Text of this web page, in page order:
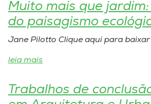
Cultura
CPA
Editora
Muito mais que
do paisagismo
Jane Pilotto Clique aqui para
leia mais
Trabalhos de